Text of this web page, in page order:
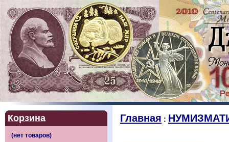
Корзина Главная :